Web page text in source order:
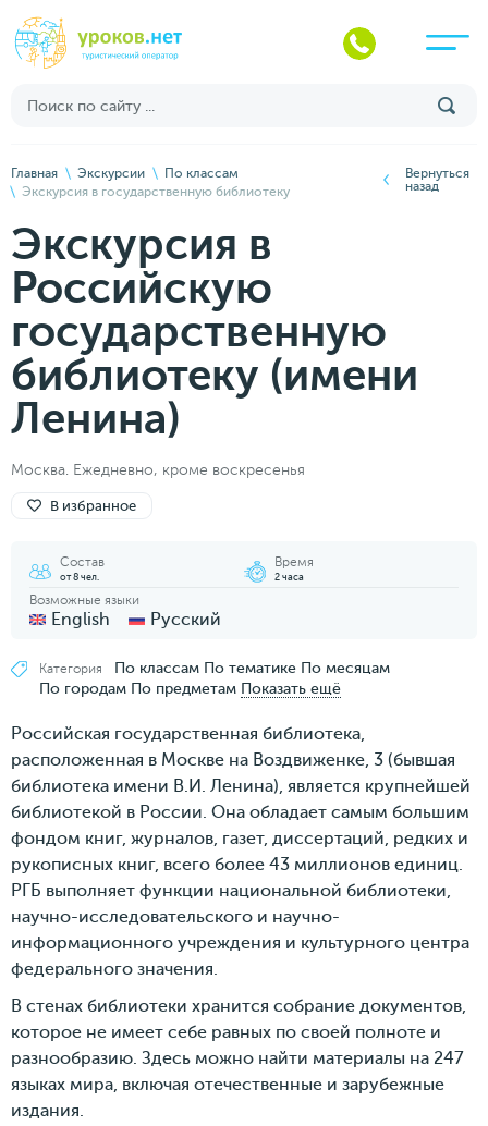
Главная Экскурсии
По классам
Экскурсия в государственную библиотеку
Вернуться
назад
Экскурсия в
Российскую
государственную
библиотеку (имени
Ленина)
Москва. Ежедневно, кроме воскресенья
В избранное
Состав
от 8 чел.
Время
2 часа
Возможные языки
English Русский
Категория По классам По тематике По месяцам
По городам По предметам Показать ещё
Российская государственная библиотека,
расположенная в Москве на Воздвиженке, 3 (бывшая
библиотека имени В.И. Ленина), является крупнейшей
библиотекой в России. Она обладает самым большим
фондом книг, журналов, газет, диссертаций, редких и
рукописных книг, всего более 43 миллионов единиц.
РГБ выполняет функции национальной библиотеки,
научно-исследовательского и научно-
информационного учреждения и культурного центра
федерального значения.
В стенах библиотеки хранится собрание документов,
которое не имеет себе равных по своей полноте и
разнообразию. Здесь можно найти материалы на 247
языках мира, включая отечественные и зарубежные
издания.